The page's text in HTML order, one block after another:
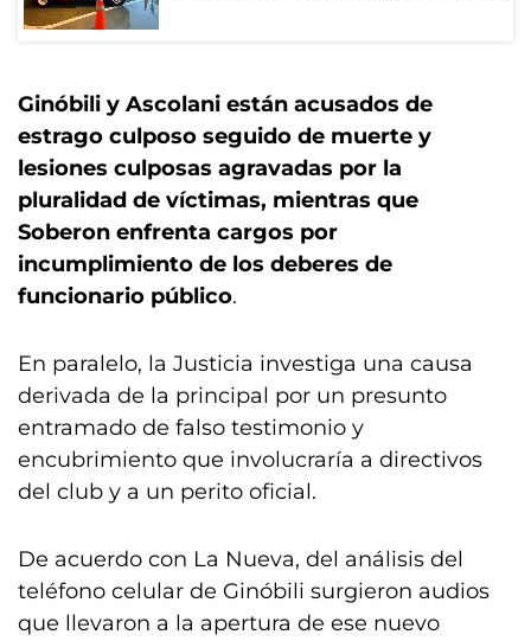
Ginóbili y Ascolani están acusados de
estrago culposo seguido de muerte y
lesiones culposas agravadas por la
pluralidad de víctimas, mientras que
Soberon enfrenta cargos por
incumplimiento de los deberes de
funcionario público.
En paralelo, la Justicia investiga una causa
derivada de la principal por un presunto
entramado de falso testimonio y
encubrimiento que involucraría a directivos
del club y a un perito oficial.
De acuerdo con La Nueva, del análisis del
teléfono celular de Ginóbili surgieron audios
que llevaron a la apertura de ese nuevo